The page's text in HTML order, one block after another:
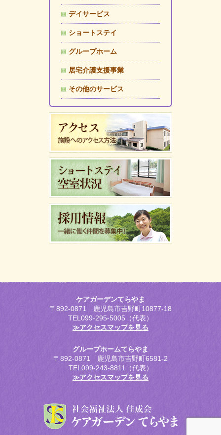
デイサービス
ショートステイ
グループホーム
居宅介護支援事業
その他のサービス
ケアガーデンてらやま
〒892-0871 鹿児島市吉野町10877-18
TEL099-295-5005（代表）
≫アクセスマップを見る
グループホームてらやま
〒892-0871 鹿児島市吉野町6581-2
TEL099-243-8811（代表）
≫アクセスマップを見る